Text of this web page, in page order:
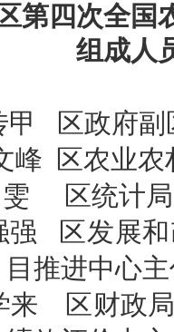
第四次全国
组成人
区政府副
峰 区农业农
统计局
展和改
目推进中心
区财政